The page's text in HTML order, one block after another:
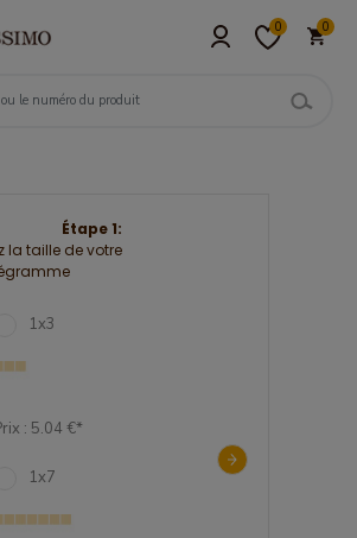
0 0
Étape 1:
la taille de votre
1x3
: 5.04 €*
1x7